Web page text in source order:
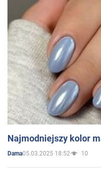
Najmodniejszy kolor
Dama05.03.2025 18:52 10